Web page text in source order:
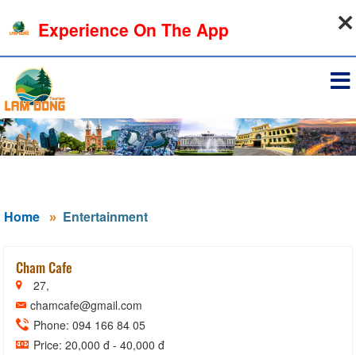
Home Entertainment
Cham Cafe
27,
chamcafe@gmail.com
Phone: 094 166 84 05
Price: 20,000 đ - 40,000 đ
Experience On The App